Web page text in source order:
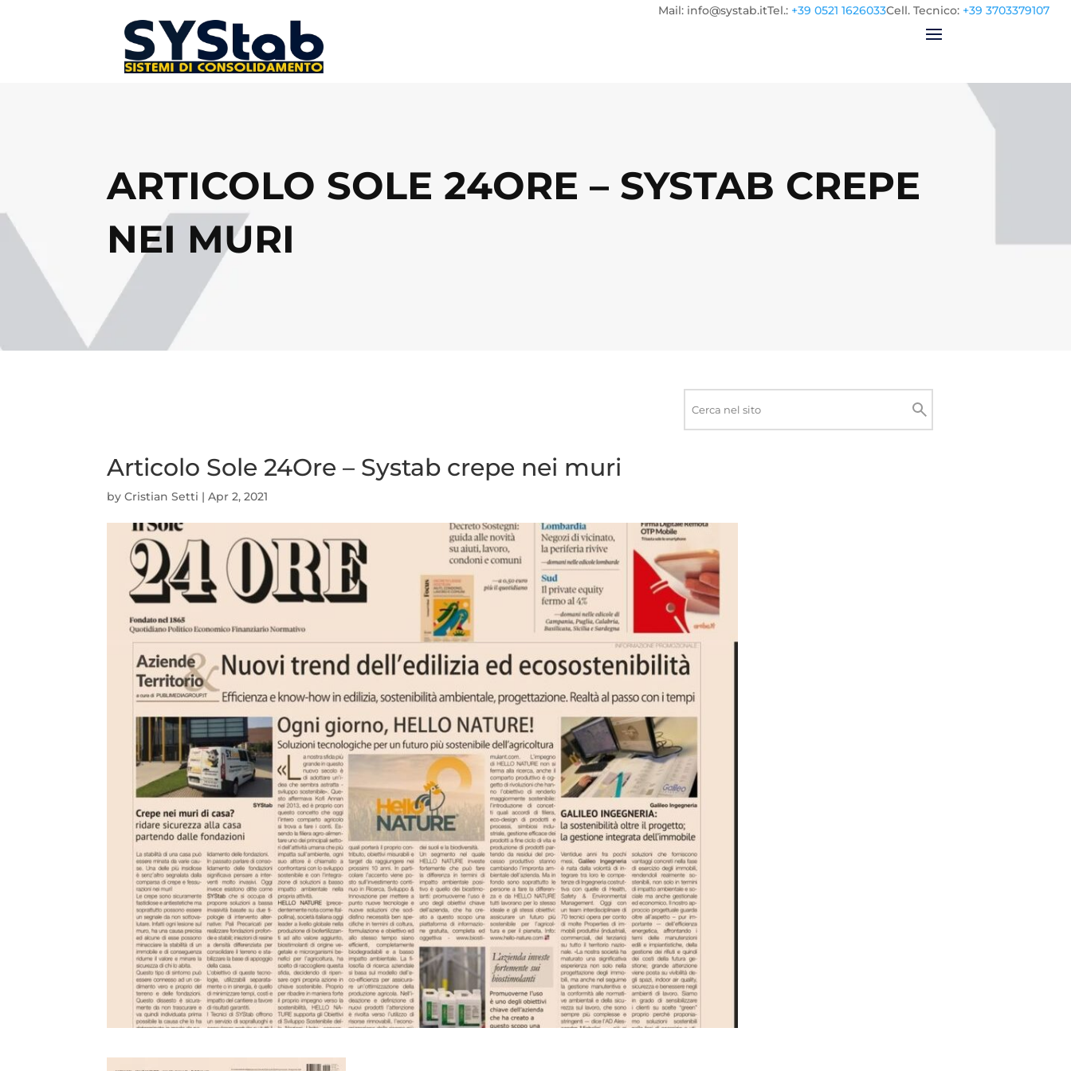
Cell. Tecnico: +39 3703379107
Tel.: +39 0521 1626033
Mail: info@systab.it
ARTICOLO SOLE 24ORE – SYSTAB CREPE
NEI MURI
Cerca
Articolo Sole 24Ore – Systab crepe nei muri
byCristian Setti |Apr 2, 2021